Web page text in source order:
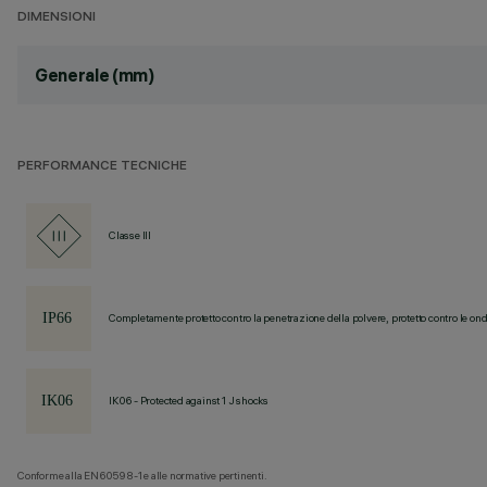
DIMENSIONI
Generale (mm)
PERFORMANCE TECNICHE
Classe III
Completamente protetto contro la penetrazione della polvere, protetto contro le
IK06 - Protected against 1 J shocks
Conforme alla EN60598-1 e alle normative pertinenti.